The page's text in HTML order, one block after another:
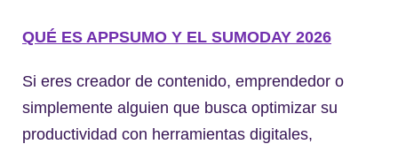
QUÉ ES APPSUMO Y EL SUMODAY 2026
Si eres creador de contenido, emprendedor o
simplemente alguien que busca optimizar su
productividad con herramientas digitales,